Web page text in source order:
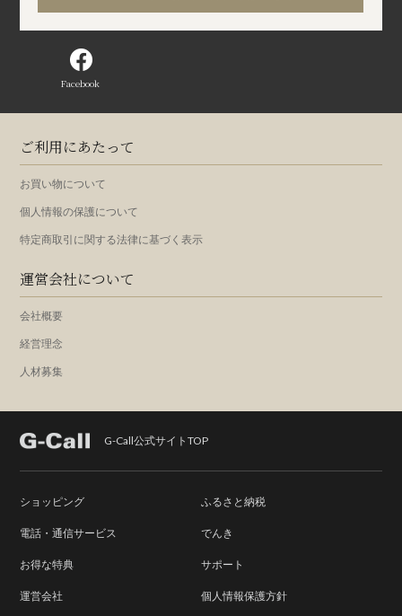
Facebook
ご利用にあたって
お買い物について
個人情報の保護について
特定商取引に関する法律に基づく表示
運営会社について
会社概要
経営理念
人材募集
G-Call公式サイトTOP
ショッピング ふるさと納税
電話・通信サービス でんき
お得な特典 サポート
運営会社 個人情報保護方針